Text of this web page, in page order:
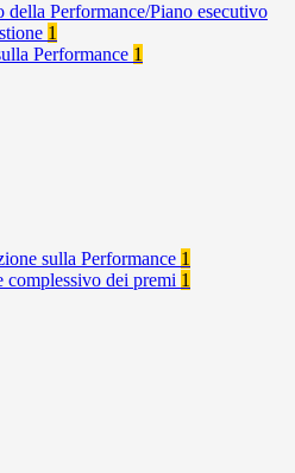
della Performance/Piano esecutivo
1
Performance 1
sulla Performance 1
complessivo dei premi 1